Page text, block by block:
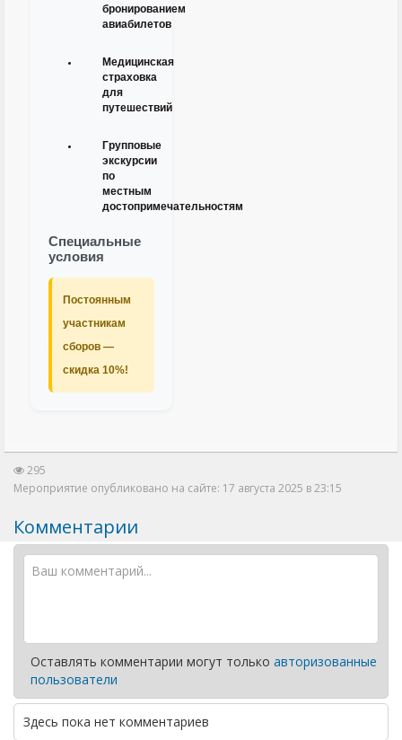
бронированием
авиабилетов
Медицинская
страховка
для
путешествий
Групповые
экскурсии
по
местным
достопримечательностям
Специальные
условия
Постоянным
участникам
сборов —
скидка 10%!
295
Мероприятие опубликовано на сайте: 17 августа 2025 в 23:15
Комментарии
Оставлять комментарии могут только авторизованные
пользователи
Здесь пока нет комментариев